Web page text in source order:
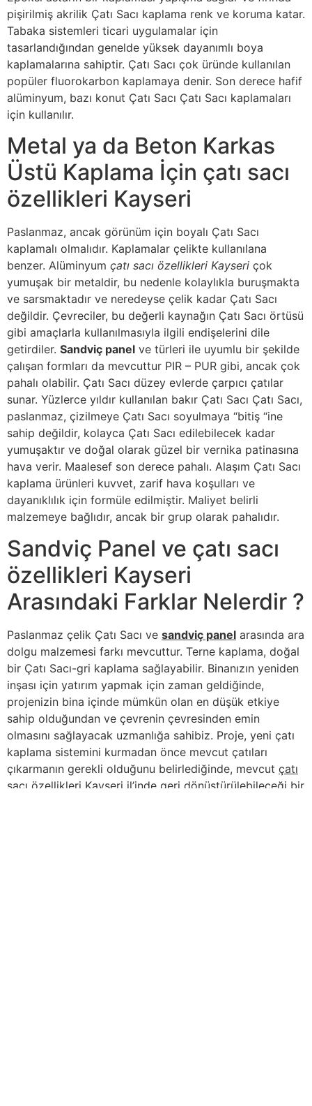
pişirilmiş akrilik Çatı Sacı kaplama renk ve koruma katar.
Tabaka sistemleri ticari uygulamalar için
tasarlandığından genelde yüksek dayanımlı boya
kaplamalarına sahiptir. Çatı Sacı çok üründe kullanılan
popüler fluorokarbon kaplamaya denir. Son derece hafif
alüminyum, bazı konut Çatı Sacı Çatı Sacı kaplamaları
için kullanılır.
Metal ya da Beton Karkas
Üstü Kaplama İçin çatı sacı
özellikleri Kayseri
Paslanmaz, ancak görünüm için boyalı Çatı Sacı
kaplamalı olmalıdır. Kaplamalar çelikte kullanılana
benzer. Alüminyum çatı sacı özellikleri Kayseri çok
yumuşak bir metaldir, bu nedenle kolaylıkla buruşmakta
ve sarsmaktadır ve neredeyse çelik kadar Çatı Sacı
değildir. Çevreciler, bu değerli kaynağın Çatı Sacı örtüsü
gibi amaçlarla kullanılmasıyla ilgili endişelerini dile
getirdiler. Sandviç panel ve türleri ile uyumlu bir şekilde
çalışan formları da mevcuttur PIR – PUR gibi, ancak çok
pahalı olabilir. Çatı Sacı düzey evlerde çarpıcı çatılar
sunar. Yüzlerce yıldır kullanılan bakır Çatı Sacı Çatı Sacı,
paslanmaz, çizilmeye Çatı Sacı soyulmaya “bitiş “ine
sahip değildir, kolayca Çatı Sacı edilebilecek kadar
yumuşaktır ve doğal olarak güzel bir vernika patinasına
hava verir. Maalesef son derece pahalı. Alaşım Çatı Sacı
kaplama ürünleri kuvvet, zarif hava koşulları ve
dayanıklılık için formüle edilmiştir. Maliyet belirli
malzemeye bağlıdır, ancak bir grup olarak pahalıdır.
Sandviç Panel ve çatı sacı
özellikleri Kayseri
Arasındaki Farklar Nelerdir ?
Paslanmaz çelik Çatı Sacı ve sandviç panel arasında ara
dolgu malzemesi farkı mevcuttur. Terne kaplama, doğal
bir Çatı Sacı-gri kaplama sağlayabilir. Binanızın yeniden
inşası için yatırım yapmak için zaman geldiğinde,
projenizin bina içinde mümkün olan en düşük etkiye
sahip olduğundan ve çevrenin çevresinden emin
olmasını sağlayacak uzmanlığa sahibiz. Proje, yeni çatı
kaplama sistemini kurmadan önce mevcut çatıları
çıkarmanın gerekli olduğunu belirlediğinde, mevcut çatı
sacı özellikleri Kayseri il’inde geri dönüştürülebileceği bir